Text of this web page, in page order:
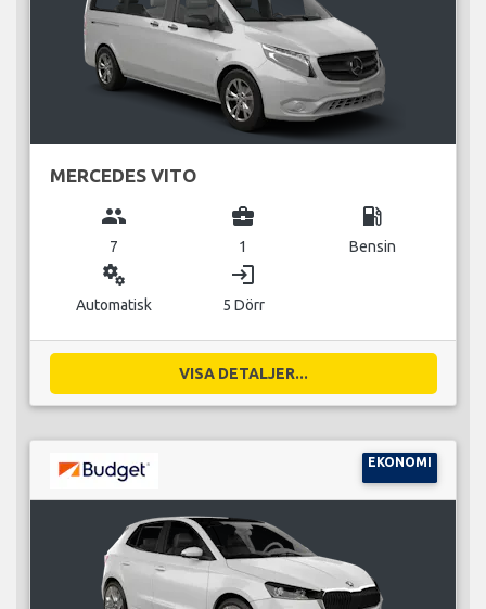
MERCEDES VITO
group
7
business_center
1
local_gas_station
Bensin
miscellaneous_services
Automatisk
login
5 Dörr
VISA DETALJER...
EKONOMI